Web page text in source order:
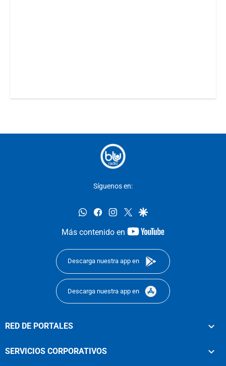
Síguenos en:
whatsappfacebookinstagram
twittergoogle
Más contenido en
youtube-
Descarga nuestra app en
Descarga nuestra app en
RED DE PORTALES
SERVICIOS CORPORATIVOS